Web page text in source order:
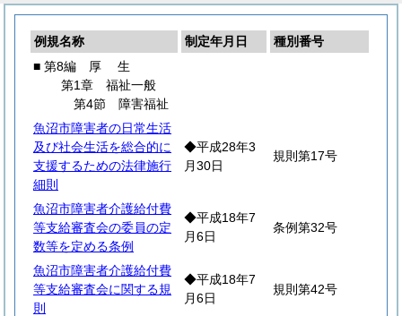
例規名称 制定年月日
種別番号
■ 第8編 厚 生
第1章 福祉一般
第4節 障害福祉
魚沼市障害者の日常生活
及び社会生活を総合的に
支援するための法律施行
細則
◆平成28年3
月30日
規則第17号
魚沼市障害者介護給付費
等支給審査会の委員の定
数等を定める条例
◆平成18年7
月6日
条例第32号
魚沼市障害者介護給付費
等支給審査会に関する規
則
◆平成18年7
月6日
規則第42号